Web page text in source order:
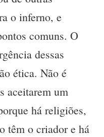
o inferno, e
comuns. O
dessas
ética. Não é
aceitarem um
há religiões,
têm o criador e há